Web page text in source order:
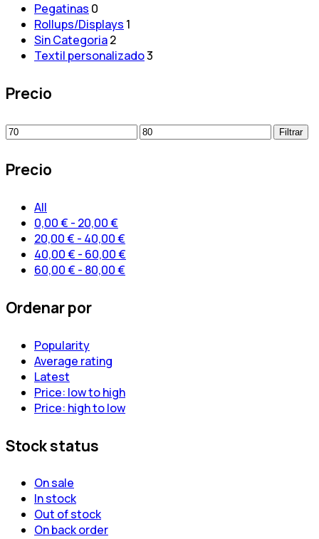
Pegatinas 0
Rollups/Displays 1
Sin Categoria2
Textil personalizado3
Precio
Precio
Precio
Filtrar
Precio
All
0,00€ - 20,00€
20,00€ - 40,00€
40,00€ - 60,00€
60,00€ - 80,00€
Ordenar por
Popularity
Average rating
Latest
Price: low to high
Price: high to low
Stock status
On sale
In stock
Out of stock
On back order